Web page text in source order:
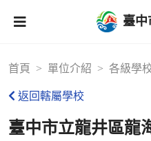
臺中
首頁 單位介紹 各級學
返回轄屬學校
臺中市立龍井區龍